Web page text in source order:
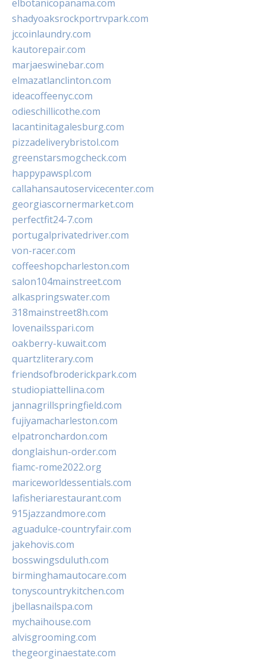
elbotanicopanama.com
shadyoaksrockportrvpark.com
jccoinlaundry.com
kautorepair.com
marjaeswinebar.com
elmazatlanclinton.com
ideacoffeenyc.com
odieschillicothe.com
lacantinitagalesburg.com
pizzadeliverybristol.com
greenstarsmogcheck.com
happypawspl.com
callahansautoservicecenter.com
georgiascornermarket.com
perfectfit24-7.com
portugalprivatedriver.com
von-racer.com
coffeeshopcharleston.com
salon104mainstreet.com
alkaspringswater.com
318mainstreet8h.com
lovenailsspari.com
oakberry-kuwait.com
quartzliterary.com
friendsofbroderickpark.com
studiopiattellina.com
jannagrillspringfield.com
fujiyamacharleston.com
elpatronchardon.com
donglaishun-order.com
fiamc-rome2022.org
mariceworldessentials.com
lafisheriarestaurant.com
915jazzandmore.com
aguadulce-countryfair.com
jakehovis.com
bosswingsduluth.com
birminghamautocare.com
tonyscountrykitchen.com
jbellasnailspa.com
mychaihouse.com
alvisgrooming.com
thegeorginaestate.com